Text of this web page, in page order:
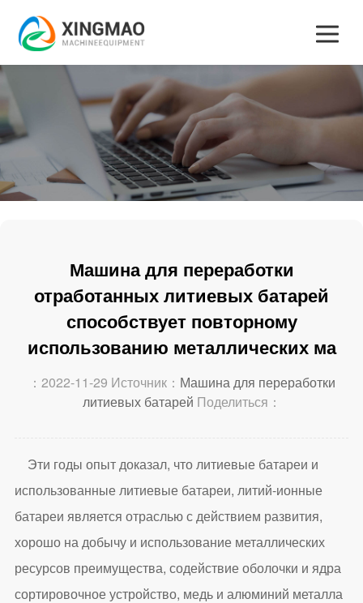
Машина для переработки
отработанных литиевых батарей
способствует повторному
использованию металлических ма
：2022-11-29 Источник： Машина для переработки
литиевых батарей Поделиться：
Эти годы опыт доказал, что литиевые батареи и
использованные литиевые батареи, литий-ионные
батареи является отраслью с действием развития,
хорошо на добычу и использование металлических
ресурсов преимущества, содействие оболочки и ядра
сортировочное устройство, медь и алюминий металла